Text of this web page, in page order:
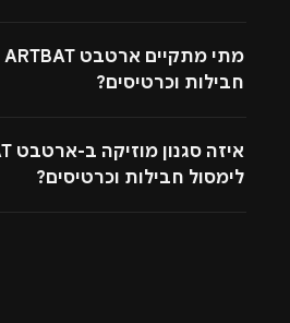
חבילות וכרטיסים?
לימסול חבילות וכרטיסים?